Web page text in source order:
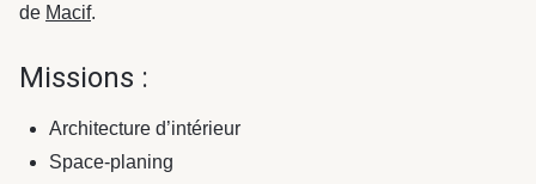
de Macif.
Missions :
Architecture d’intérieur
Space-planing